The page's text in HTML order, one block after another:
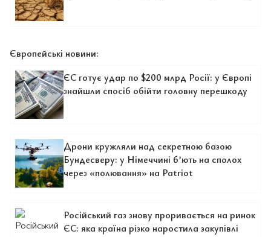
Європейські новини:
ЄС готує удар по $200 млрд Росії: у Європі
знайшли спосіб обійти головну перешкоду
Дрони кружляли над секретною базою
Бундесверу: у Німеччині б’ють на сполох
через «полювання» на Patriot
Російський газ знову проривається на ринок
ЄС: яка країна різко наростила закупівлі